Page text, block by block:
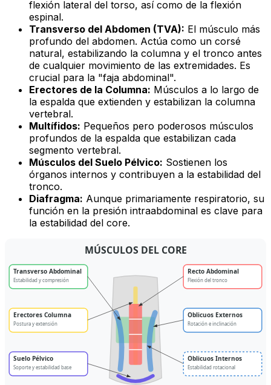
flexión lateral del torso, así como de la flexión
espinal.
Transverso del Abdomen (TVA): El músculo más
profundo del abdomen. Actúa como un corsé
natural, estabilizando la columna y el tronco antes
de cualquier movimiento de las extremidades. Es
crucial para la "faja abdominal".
Erectores de la Columna: Músculos a lo largo de
la espalda que extienden y estabilizan la columna
vertebral.
Multífidos: Pequeños pero poderosos músculos
profundos de la espalda que estabilizan cada
segmento vertebral.
Músculos del Suelo Pélvico: Sostienen los
órganos internos y contribuyen a la estabilidad del
tronco.
Diafragma: Aunque primariamente respiratorio, su
función en la presión intraabdominal es clave para
la estabilidad del core.
MÚSCULOS DEL CORE
Transverso Abdominal
Estabilidad y compresión
Erectores Columna
Postura y extensión
Suelo Pélvico
Soporte y estabilidad base
Recto Abdominal
Flexión del tronco
Oblicuos Externos
Rotación e inclinación
Oblicuos Internos
Estabilidad rotacional